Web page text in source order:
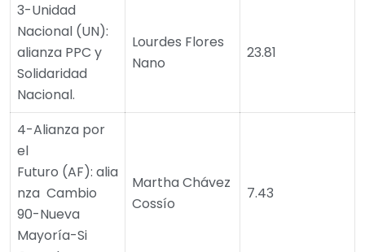
3-Unidad
Nacional (UN):
alianza PPC y
Solidaridad
Nacional.
Lourdes Flores
Nano
23.81
4-Alianza por
el
Futuro (AF): alia
nza Cambio
90-Nueva
Mayoría-Si
Martha Chávez
Cossío
7.43